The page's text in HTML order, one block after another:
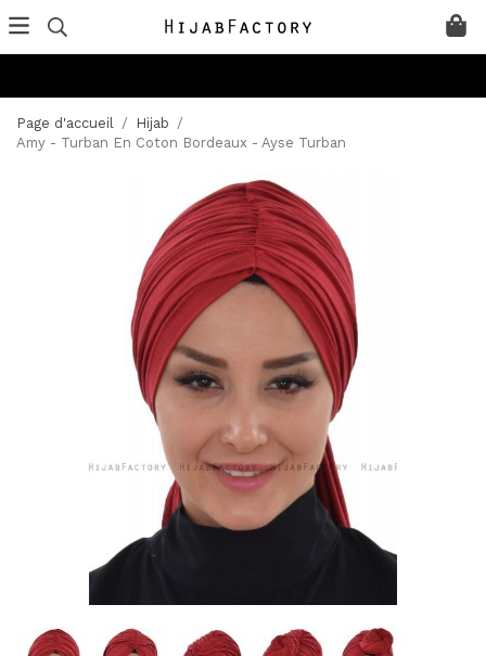
Page d'accueil / Hijab /
Amy - Turban En Coton Bordeaux - Ayse Turban